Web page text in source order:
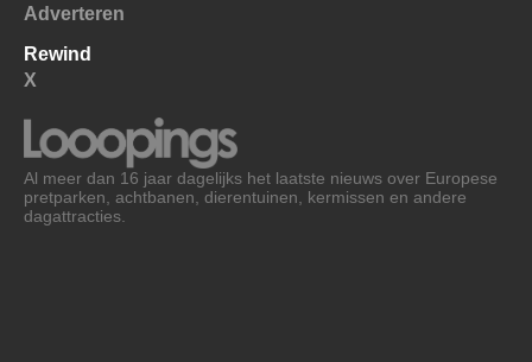
Adverteren
Rewind
X
Al meer dan 16 jaar dagelijks het laatste nieuws over Europese
pretparken, achtbanen, dierentuinen, kermissen en andere
dagattracties.